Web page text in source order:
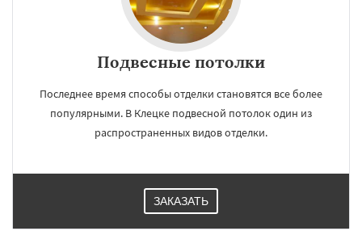
Подвесные потолки
Последнее время способы отделки становятся все более
популярными. В Клецке подвесной потолок один из
распространенных видов отделки.
ЗАКАЗАТЬ